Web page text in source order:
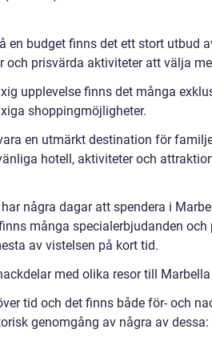
en budget finns det ett stort utbud
och prisvärda aktiviteter att välja
upplevelse finns det många
shoppingmöjligheter.
en utmärkt destination för
hotell, aktiviteter och
några dagar att spendera i
många specialerbjudanden och
av vistelsen på kort tid.
med olika resor till Marbella
tid och det finns både för- och
genomgång av några av dessa: